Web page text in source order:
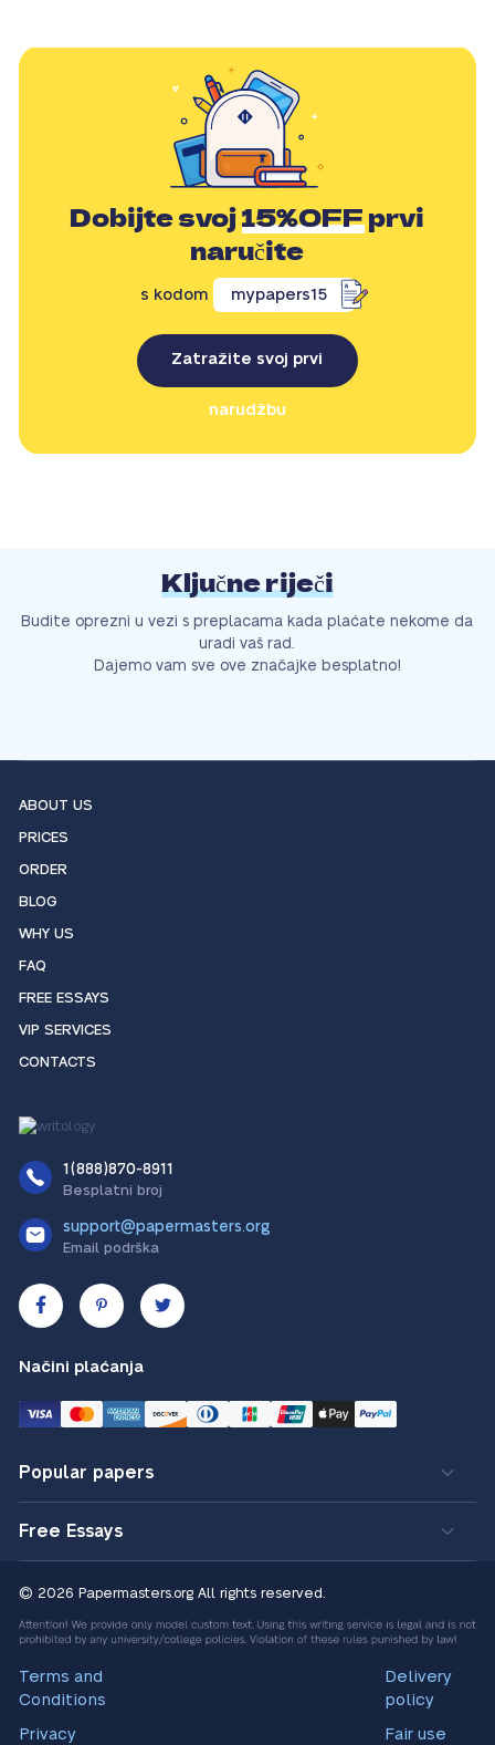
Dobijte svoj15%OFFprvi
naručite
s kodom mypapers15
Zatražite svoj prvi
narudžbu
Ključne riječi
Budite oprezni u vezi s preplacama kada plaćate nekome da
uradi vaš rad.
Dajemo vam sve ove značajke besplatno!
ABOUT US
PRICES
ORDER
BLOG
WHY US
FAQ
FREE ESSAYS
VIP SERVICES
CONTACTS
1(888)870-8911
Besplatni broj
support@papermasters.org
Email podrška
Načini plaćanja
Popular papers
Free Essays
© 2026 Papermasters.org All rights reserved.
Terms and
Conditions
Privacy
Delivery
policy
Fair use